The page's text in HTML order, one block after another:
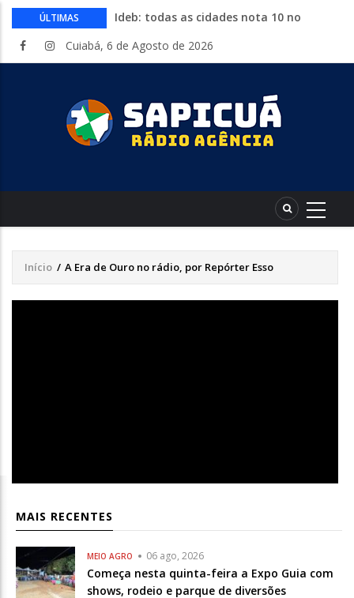
ÚLTIMAS
Ideb: todas as cidades nota 10 no
Conheça 16 profissões que devem crescer
sábado a Expolucas em Lucas do Rio
Verde
Proposta que altera regras para piso
com shows, rodeio e parque de diversões
Cuiabá, 6 de Agosto de 2026
Trilha
de
Início / A Era de Ouro no rádio, por Repórter Esso
MAIS RECENTES
MEIO AGRO 06 ago, 2026
Começa nesta quinta-feira a Expo Guia com
shows, rodeio e parque de diversões